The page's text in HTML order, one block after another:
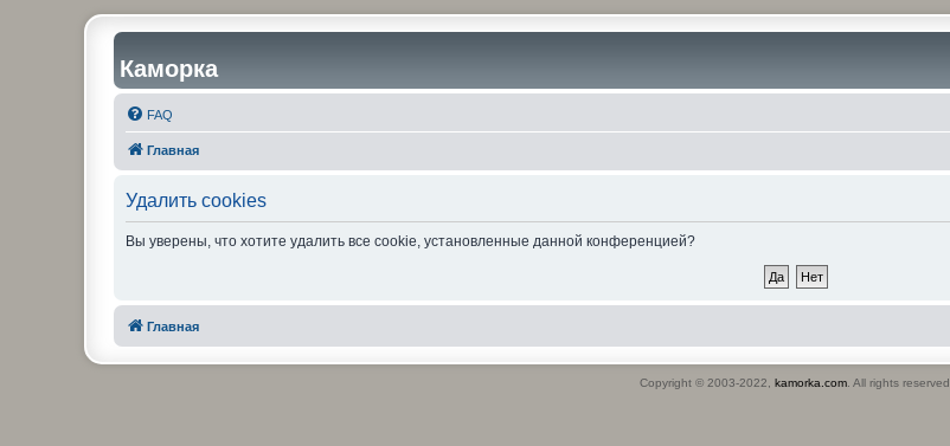
Каморка
FAQ
Главная
Удалить cookies
Вы уверены, что хотите удалить все cookie, установленные данной конференцией?
Главная
Copyright © 2003-2022, kamorka.com. All rights reserved.